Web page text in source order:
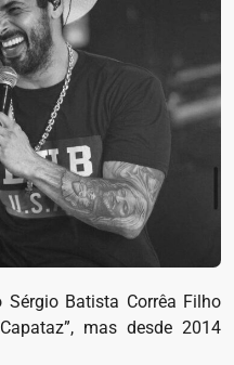
Batista Corrêa Filho
mas desde 2014